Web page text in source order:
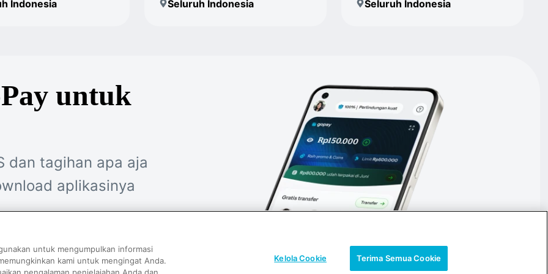
Indonesia Seluruh Indonesia Seluruh Indonesia
untuk
dan tagihan apa aja
aplikasinya
untuk mengumpulkan informasi
kami untuk mengingat Anda.
Kelola Cookie Terima Semua Cookie